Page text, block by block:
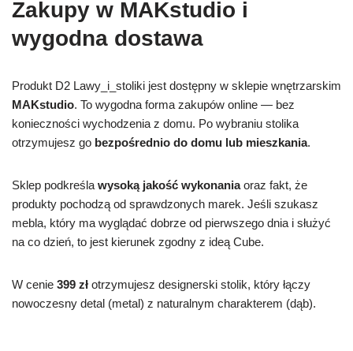
Zakupy w MAKstudio i
wygodna dostawa
Produkt D2 Lawy_i_stoliki jest dostępny w sklepie wnętrzarskim
MAKstudio. To wygodna forma zakupów online — bez
konieczności wychodzenia z domu. Po wybraniu stolika
otrzymujesz go bezpośrednio do domu lub mieszkania.
Sklep podkreśla wysoką jakość wykonaniaoraz fakt, że
produkty pochodzą od sprawdzonych marek. Jeśli szukasz
mebla, który ma wyglądać dobrze od pierwszego dnia i służyć
na co dzień, to jest kierunek zgodny z ideą Cube.
W cenie 399 zł otrzymujesz designerski stolik, który łączy
nowoczesny detal (metal) z naturalnym charakterem (dąb).